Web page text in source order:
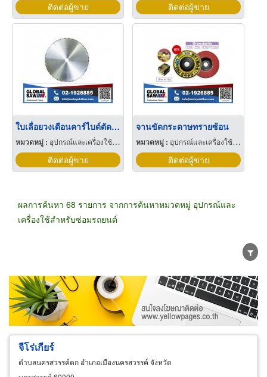
ติดต่อผู้ขาย ติดต่อผู้ขาย
ใบเลื่อยวงเดือนคาร์ไบด์ตัดพลาสติกพีวีซี
หมวดหมู่ : อุปกรณ์และเครื่องใช้สำหรับโรงเลื่อย
ติดต่อผู้ขาย
จานขัดกระดาษทรายซ้อน
หมวดหมู่ : อุปกรณ์และเครื่องใช้สำหรับโรงเลื่อย
ติดต่อผู้ขาย
ผลการค้นหา 68 รายการ จากการค้นหาหมวดหมู่ อุปกรณ์และ
เครื่องใช้สำหรับซ่อมรถยนต์
ขายส่ง ขายปลีก ผู้ผลิต
ตัวแทนจัดจำหน่าย
ผู้ส่งออก/นำเข้า
ธุรกิจบริการ
จีโร่เกียร์
ตำบลนครสวรรค์ตก อำเภอเมืองนครสวรรค์ จังหวัด